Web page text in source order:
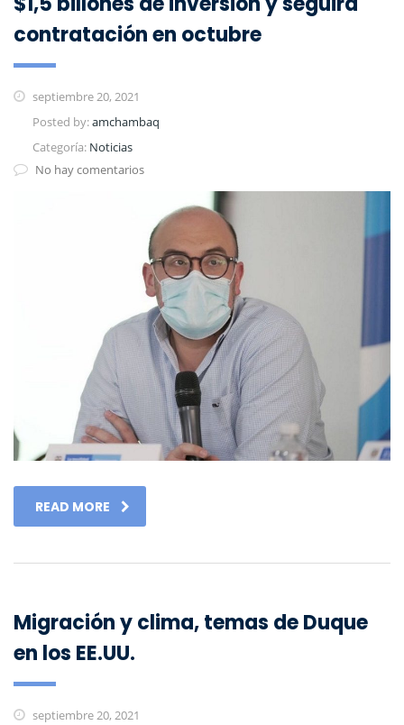
contratación en octubre
septiembre 20, 2021
Posted by:amchambaq
Categoría: Noticias
No hay comentarios
READ MORE
Migración y clima, temas de Duque
en los EE.UU.
septiembre 20, 2021